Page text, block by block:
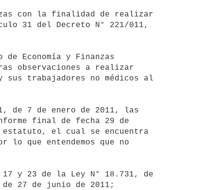
31 del Decreto N° 221/011,
observaciones a realizar
sus trabajadores no médicos al
final de fecha 29 de
el cual se encuentra
lo que entendemos que no
27 de junio de 2011;